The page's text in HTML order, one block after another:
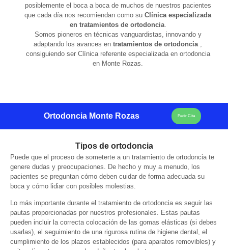
posiblemente el boca a boca de muchos de nuestros pacientes
que cada día nos recomiendan como su Clínica especializada
en tratamientos de ortodoncia.
Somos pioneros en técnicas vanguardistas, innovando y
adaptando los avances en tratamientos de ortodoncia
consiguiendo ser Clínica referente especializada en ortodoncia
en Monte Rozas.
Ortodoncia Monte Rozas Pedir Cita
Tipos de ortodoncia
Puede que el proceso de someterte a un tratamiento de ortodoncia te
genere dudas y preocupaciones. De hecho y muy a menudo, los
pacientes se preguntan cómo deben cuidar de forma adecuada su
boca y cómo lidiar con posibles molestias.
Lo más importante durante el tratamiento de ortodoncia es seguir las
pautas proporcionadas por nuestros profesionales. Estas pautas
pueden incluir la correcta colocación de las gomas elásticas (si debes
usarlas), el seguimiento de una rigurosa rutina de higiene dental, el
cumplimiento de los plazos establecidos (para aparatos removibles) y